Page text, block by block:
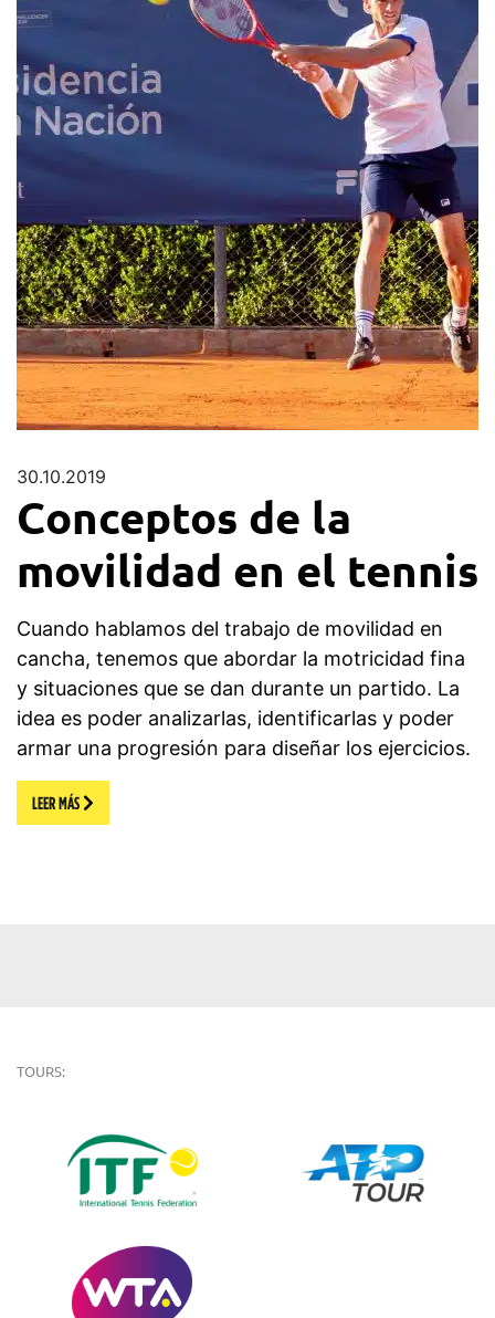
30.10.2019
Conceptos de la
movilidad en el tennis
Cuando hablamos del trabajo de movilidad en
cancha, tenemos que abordar la motricidad fina
y situaciones que se dan durante un partido. La
idea es poder analizarlas, identificarlas y poder
armar una progresión para diseñar los ejercicios.
LEER MÁS
TOURS: